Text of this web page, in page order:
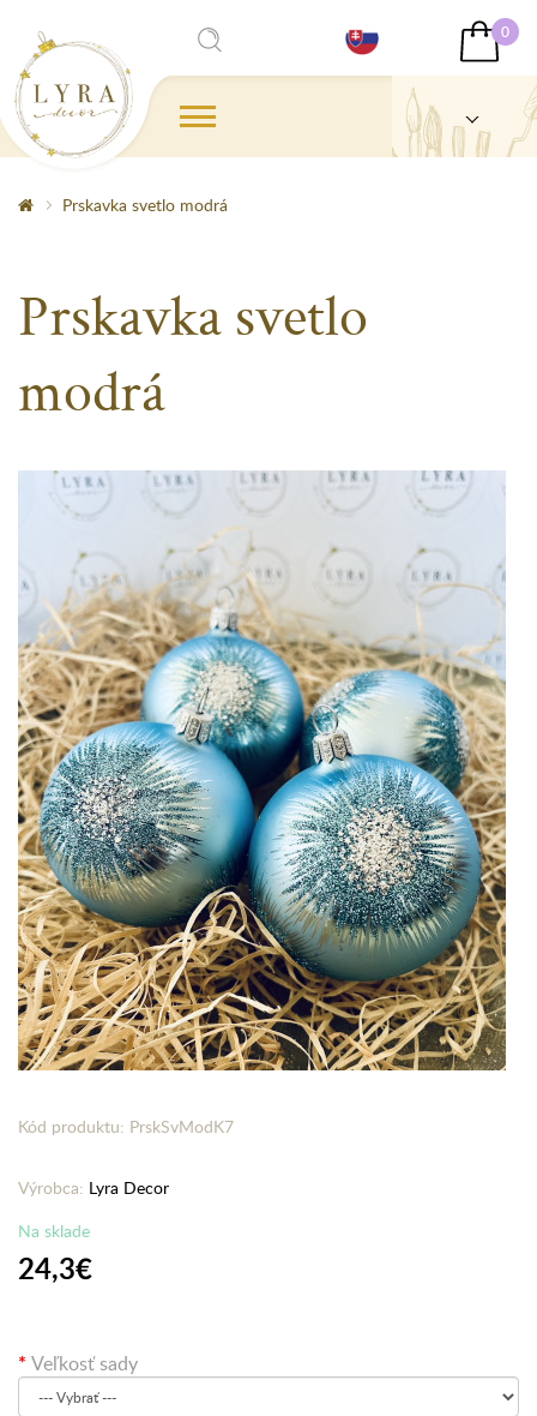
0
Prskavka svetlo modrá
Prskavka svetlo
modrá
Kód produktu: PrskSvModK7
Výrobca: Lyra Decor
Na sklade
24,3€
Veľkosť sady